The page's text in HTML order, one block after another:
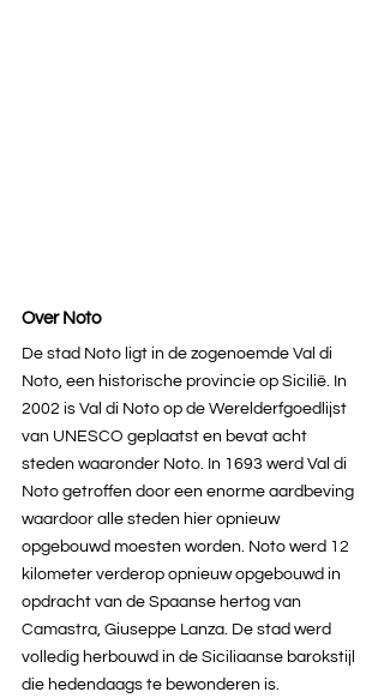
Over Noto
De stad Noto ligt in de zogenoemde Val di
Noto, een historische provincie op Sicilië. In
2002 is Val di Noto op de Werelderfgoedlijst
van UNESCO geplaatst en bevat acht
steden waaronder Noto. In 1693 werd Val di
Noto getroffen door een enorme aardbeving
waardoor alle steden hier opnieuw
opgebouwd moesten worden. Noto werd 12
kilometer verderop opnieuw opgebouwd in
opdracht van de Spaanse hertog van
Camastra, Giuseppe Lanza. De stad werd
volledig herbouwd in de Siciliaanse barokstijl
die hedendaags te bewonderen is.